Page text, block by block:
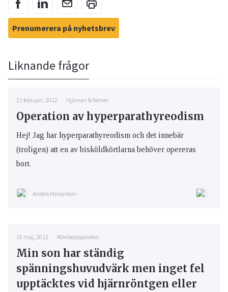
Prenumerera på nyhetsbrev
Liknande frågor
21 februari, 2012 Hjärnan & Nerver
Operation av hyperparathyreodism
Hej! Jag har hyperparathyreodism och det innebär
(troligen) att en av bisköldkörtlarna behöver opereras
bort.
Anders Halvarsson
15 maj, 2012 Rörelseapparaten
Min son har ständig
spänningshuvudvärk men inget fel
upptäcktes vid hjärnröntgen eller